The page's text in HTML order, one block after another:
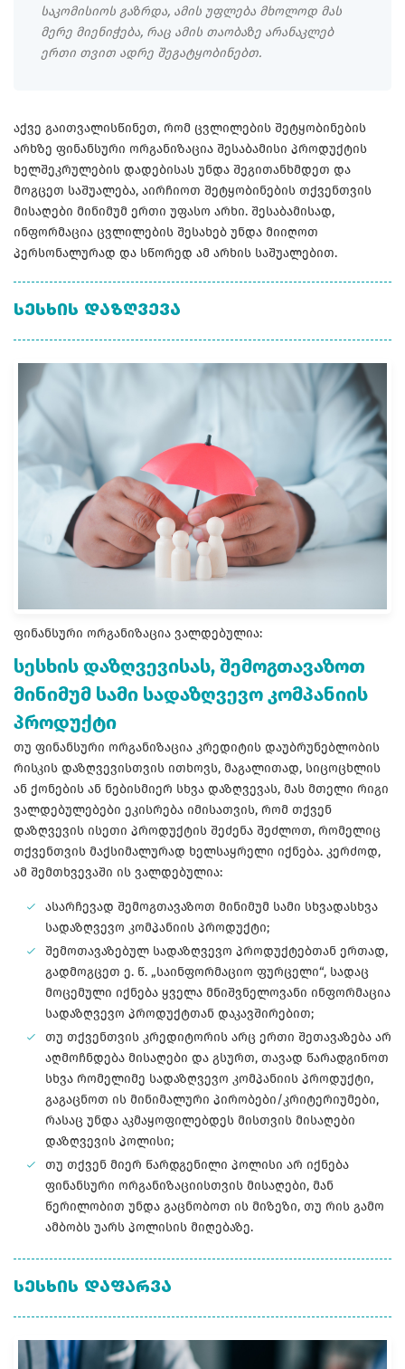
საკომისიოს გაზრდა, ამის უფლება მხოლოდ მას
მერე მიენიჭება, რაც ამის თაობაზე არანაკლებ
ერთი თვით ადრე შეგატყობინებთ.
აქვე გაითვალისწინეთ, რომ ცვლილების შეტყობინების
არხზე ფინანსური ორგანიზაცია შესაბამისი პროდუქტის
ხელშეკრულების დადებისას უნდა შეგითანხმდეთ და
მოგცეთ საშუალება, აირჩიოთ შეტყობინების თქვენთვის
მისაღები მინიმუმ ერთი უფასო არხი. შესაბამისად,
ინფორმაცია ცვლილების შესახებ უნდა მიიღოთ
პერსონალურად და სწორედ ამ არხის საშუალებით.
ᲡᲔᲡᲮᲘᲡ ᲓᲐᲖᲦᲕᲔᲕᲐ
ფინანსური ორგანიზაცია ვალდებულია:
სესხის დაზღვევისას, შემოგთავაზოთ
მინიმუმ სამი სადაზღვევო კომპანიის
პროდუქტი
თუ ფინანსური ორგანიზაცია კრედიტის დაუბრუნებლობის
რისკის დაზღვევისთვის ითხოვს, მაგალითად, სიცოცხლის
ან ქონების ან ნებისმიერ სხვა დაზღვევას, მას მთელი რიგი
ვალდებულებები ეკისრება იმისათვის, რომ თქვენ
დაზღვევის ისეთი პროდუქტის შეძენა შეძლოთ, რომელიც
თქვენთვის მაქსიმალურად ხელსაყრელი იქნება. კერძოდ,
ამ შემთხვევაში ის ვალდებულია:
ასარჩევად შემოგთავაზოთ მინიმუმ სამი სხვადასხვა
სადაზღვევო კომპანიის პროდუქტი;
შემოთავაზებულ სადაზღვევო პროდუქტებთან ერთად,
გადმოგცეთ ე. წ. „საინფორმაციო ფურცელი“, სადაც
მოცემული იქნება ყველა მნიშვნელოვანი ინფორმაცია
სადაზღვევო პროდუქტთან დაკავშირებით;
თუ თქვენთვის კრედიტორის არც ერთი შეთავაზება არ
აღმოჩნდება მისაღები და გსურთ, თავად წარადგინოთ
სხვა რომელიმე სადაზღვევო კომპანიის პროდუქტი,
გაგაცნოთ ის მინიმალური პირობები/კრიტერიუმები,
რასაც უნდა აკმაყოფილებდეს მისთვის მისაღები
დაზღვევის პოლისი;
თუ თქვენ მიერ წარდგენილი პოლისი არ იქნება
ფინანსური ორგანიზაციისთვის მისაღები, მან
წერილობით უნდა გაცნობოთ ის მიზეზი, თუ რის გამო
ამბობს უარს პოლისის მიღებაზე.
ᲡᲔᲡᲮᲘᲡ ᲓᲐᲤᲐᲠᲕᲐ